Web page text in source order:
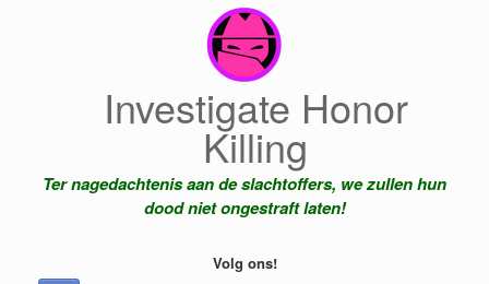
Investigate Honor
Killing
Ter nagedachtenis aan de slachtoffers, we zullen hun
dood niet ongestraft laten!
Volg ons!